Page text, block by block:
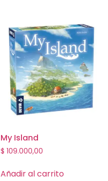
My Island
$ 109.000,00
Añadir al carrito